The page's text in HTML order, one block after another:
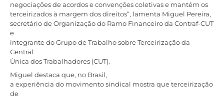
negociações de acordos e convenções coletivas e mantém os
terceirizados à margem dos direitos”, lamenta Miguel Pereira,
secretário de Organização do Ramo Financeiro da Contraf-CUT
e
integrante do Grupo de Trabalho sobre Terceirização da
Central
Única dos Trabalhadores (CUT).
Miguel destaca que, no Brasil,
a experiência do movimento sindical mostra que terceirização
de